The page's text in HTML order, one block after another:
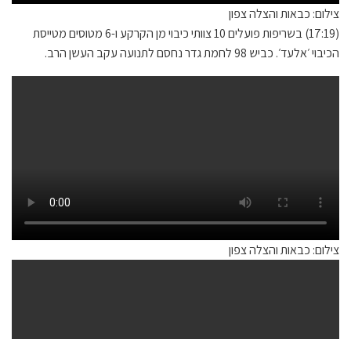
צילום: כבאות והצלה צפון
(17:19) בשריפות פועלים 10 צוותי כיבוי מן הקרקע ו-6 מטוסים מטייסת
הכיבוי ׳אלעד׳. כביש 98 לחמת גדר נחסם לתנועה עקב העשן הרב.
צילום: כבאות והצלה צפון